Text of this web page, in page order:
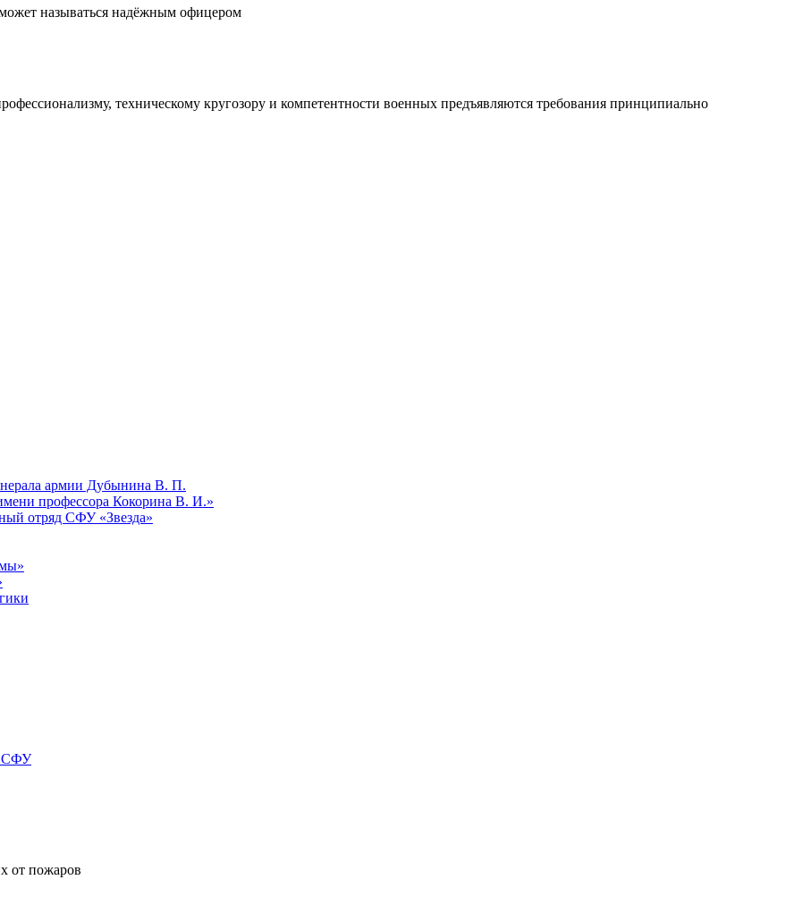
называться надёжным офицером
техническому кругозору и компетентности военных предъявляются требования принципиально
армии Дубынина В. П.
профессора Кокорина В. И.»
отряд СФУ «Звезда»
СФУ
от пожаров